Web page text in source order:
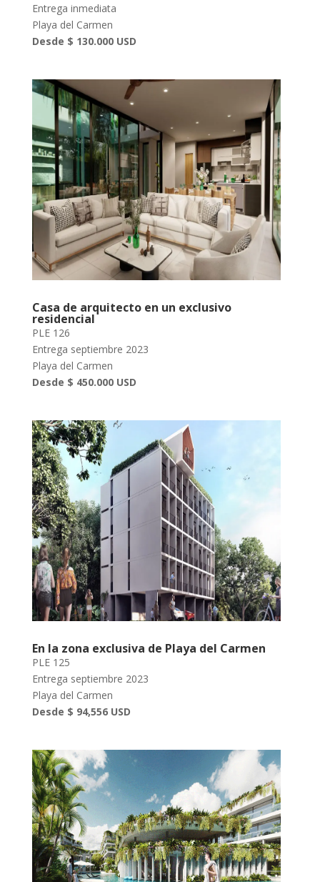
Entrega inmediata
Playa del Carmen
Desde $ 130.000 USD
Casa de arquitecto en un exclusivo
residencial
PLE 126
Entrega septiembre 2023
Playa del Carmen
Desde $ 450.000 USD
En la zona exclusiva de Playa del Carmen
PLE 125
Entrega septiembre 2023
Playa del Carmen
Desde $ 94,556 USD